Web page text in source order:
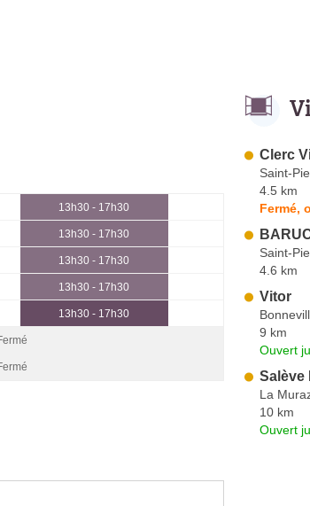
13h30 - 17h30
13h30 - 17h30
13h30 - 17h30
13h30 - 17h30
13h30 - 17h30
Clerc
Saint-
4.5 km
Fermé,
Saint-
4.6 km
Vitor
9 km
Ouvert
Salève
La
10 km
Ouvert